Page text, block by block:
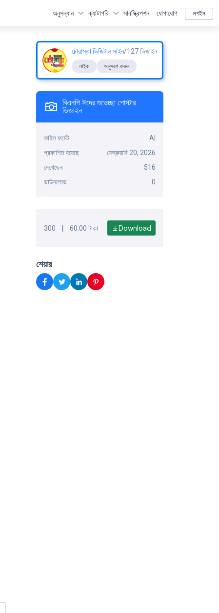
অনুসন্ধান ক্যাটাগরি সাবস্ক্রিপশন যোগাযোগ লগইন
চৌরাস্তা ডিজিটাল সাইন/127 ডিজাইন
লাইক অনুসরণ করুন
বিএনপি ঈদের শুভেচ্ছা পোস্টার
ডিজাইন
ফাইল ফর্মেট
AI
প্রকাশিত হয়েছে
ফেব্রুয়ারি 20, 2026
দেখেছেন
516
ডাউনলোড
0
300 | 60.00 টাকা Download
শেয়ার